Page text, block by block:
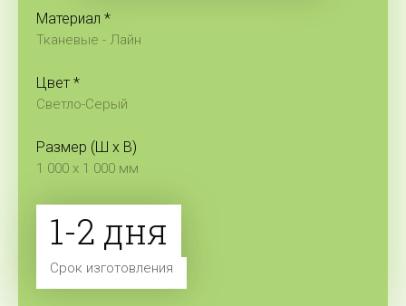
Материал *
Тканевые - Лайн
Цвет *
Светло-Серый
Размер (Ш x В)
1 000 x 1 000 мм
1-2 дня
Срок изготовления